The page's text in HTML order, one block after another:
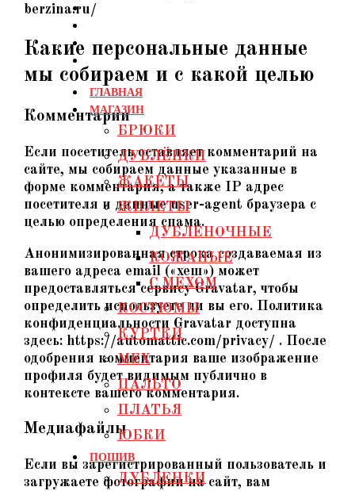
ГЛАВНАЯ
МАГАЗИН
БРЮКИ
ДУБЛЁНКИ
ЖАКЕТЫ
ЖИЛЕТЫ
ДУБЛЕНОЧНЫЕ
КОЖАНЫЕ
С МЕХОМ
КОСТЮМЫ
КУРТКИ
МЕХ
ПАЛЬТО
ПЛАТЬЯ
ЮБКИ
ПОШИВ
ДУБЛЕНКИ
berzina.ru/
Какие персональные данные
мы собираем и с какой целью
Комментарии
Если посетитель оставляет комментарий на
сайте, мы собираем данные указанные в
форме комментария, а также IP адрес
посетителя и данные user-agent браузера с
целью определения спама.
Анонимизированная строка создаваемая из
вашего адреса email («хеш») может
предоставляться сервису Gravatar, чтобы
определить используете ли вы его. Политика
конфиденциальности Gravatar доступна
здесь: https://automattic.com/privacy/ . После
одобрения комментария ваше изображение
профиля будет видимым публично в
контексте вашего комментария.
Медиафайлы
Если вы зарегистрированный пользователь и
загружаете фотографии на сайт, вам